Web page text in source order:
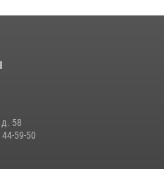
58
59-50